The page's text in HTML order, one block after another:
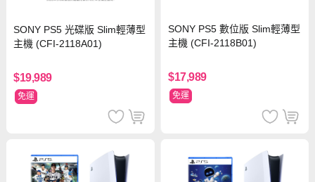
SONY PS5 光碟版 Slim輕薄型
主機 (CFI-2118A01)
$19,989
免運
SONY PS5 數位版 Slim輕薄型
主機 (CFI-2118B01)
$17,989
免運